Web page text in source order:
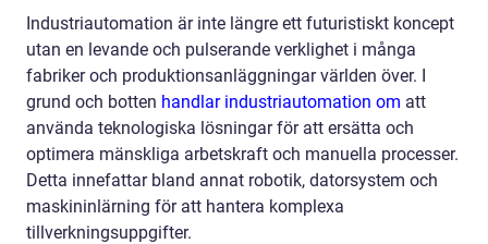
Industriautomation är inte längre ett futuristiskt koncept
utan en levande och pulserande verklighet i många
fabriker och produktionsanläggningar världen över. I
grund och botten handlar industriautomation om att
använda teknologiska lösningar för att ersätta och
optimera mänskliga arbetskraft och manuella processer.
Detta innefattar bland annat robotik, datorsystem och
maskininlärning för att hantera komplexa
tillverkningsuppgifter.